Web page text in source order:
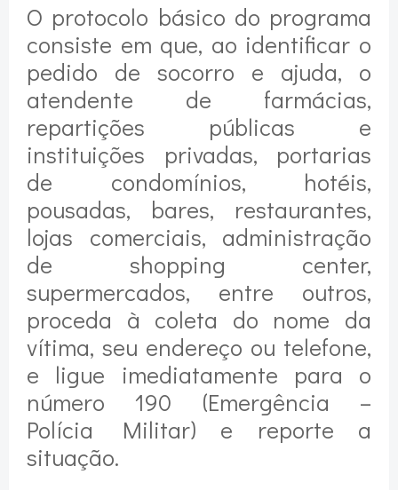
O protocolo básico do programa
consiste em que, ao identificar o
pedido de socorro e ajuda, o
atendente de farmácias,
repartições públicas e
instituições privadas, portarias
de condomínios, hotéis,
pousadas, bares, restaurantes,
lojas comerciais, administração
de shopping center,
supermercados, entre outros,
proceda à coleta do nome da
vítima, seu endereço ou telefone,
e ligue imediatamente para o
número 190 (Emergência –
Polícia Militar) e reporte a
situação.